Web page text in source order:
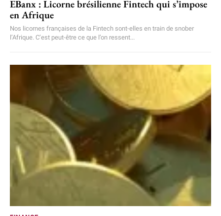
EBanx : Licorne brésilienne Fintech qui s’impose
en Afrique
Nos licornes françaises de la Fintech sont-elles en train de snober
l’Afrique. C’est peut-être ce que l’on ressent...